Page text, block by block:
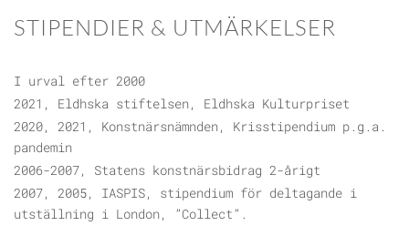
STIPENDIER & UTMÄRKELSER
I urval efter 2000
2021, Eldhska stiftelsen, Eldhska Kulturpriset
2020, 2021, Konstnärsnämnden, Krisstipendium p.g.a.
pandemin
2006-2007, Statens konstnärsbidrag 2-årigt
2007, 2005, IASPIS, stipendium för deltagande i
utställning i London, ”Collect”.